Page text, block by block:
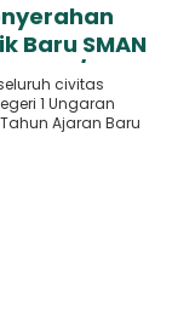
Baru SMAN
2019/2020
civitas
1 Ungaran
Ajaran Baru